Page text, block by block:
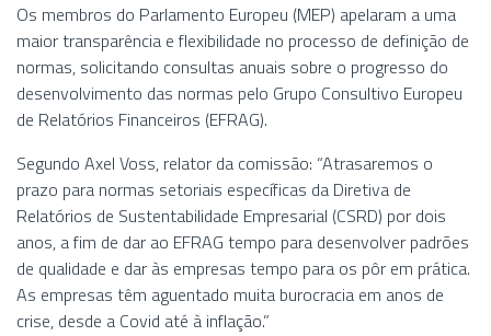
Os membros do Parlamento Europeu (MEP) apelaram a uma
maior transparência e flexibilidade no processo de definição de
normas, solicitando consultas anuais sobre o progresso do
desenvolvimento das normas pelo Grupo Consultivo Europeu
de Relatórios Financeiros (EFRAG).
Segundo Axel Voss, relator da comissão: “Atrasaremos o
prazo para normas setoriais específicas da Diretiva de
Relatórios de Sustentabilidade Empresarial (CSRD) por dois
anos, a fim de dar ao EFRAG tempo para desenvolver padrões
de qualidade e dar às empresas tempo para os pôr em prática.
As empresas têm aguentado muita burocracia em anos de
crise, desde a Covid até à inflação.”